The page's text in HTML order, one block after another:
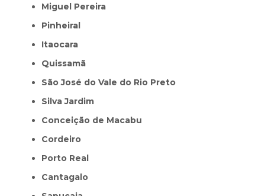
Miguel Pereira
Pinheiral
Itaocara
Quissamã
São José do Vale do Rio Preto
Silva Jardim
Conceição de Macabu
Cordeiro
Porto Real
Cantagalo